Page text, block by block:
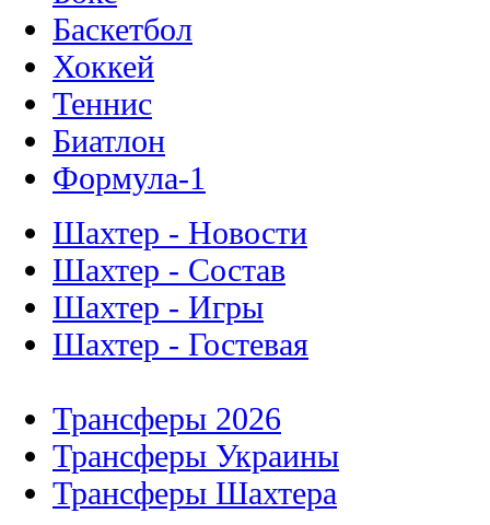
Баскетбол
Хоккей
Теннис
Биатлон
Формула-1
Шахтер - Новости
Шахтер - Состав
Шахтер - Игры
Шахтер - Гостевая
Трансферы 2026
Трансферы Украины
Трансферы Шахтера